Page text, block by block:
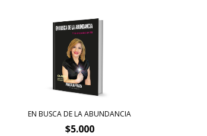
EN BUSCA DE LA ABUNDANCIA
$5.000